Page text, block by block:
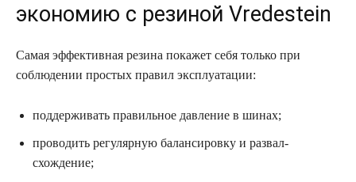
экономию с резиной Vredestein
Самая эффективная резина покажет себя только при
соблюдении простых правил эксплуатации:
поддерживать правильное давление в шинах;
проводить регулярную балансировку и развал-
схождение;